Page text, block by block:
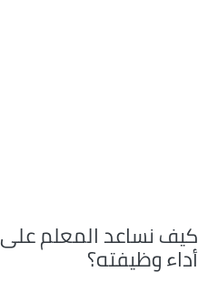
كيف نساعد المعلم على
أداء وظيفته؟